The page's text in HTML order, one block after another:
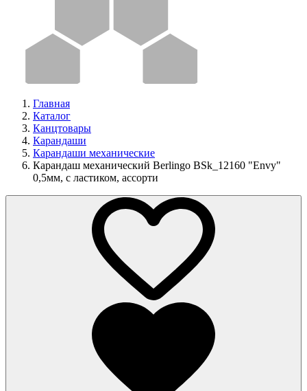
Главная
Каталог
Канцтовары
Карандаши
Карандаши механические
Карандаш механический Berlingo BSk_12160 "Envy"
0,5мм, с ластиком, ассорти